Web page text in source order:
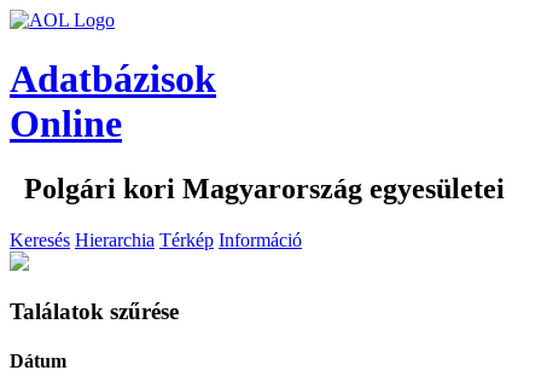
Adatbázisok
Online
Polgári kori Magyarország egyesületei
Keresés Hierarchia Térkép Információ
Találatok szűrése
Dátum